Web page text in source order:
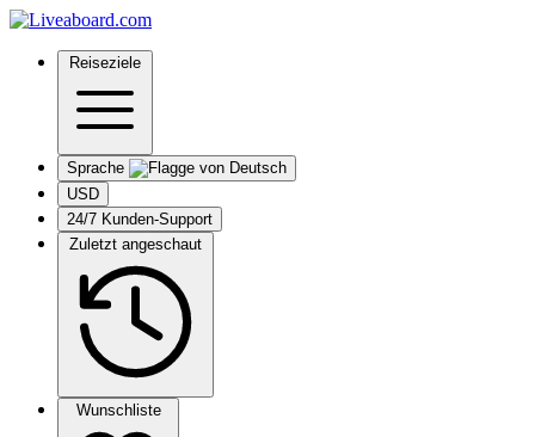
Reiseziele
Sprache
USD
24/7 Kunden-Support
Zuletzt angeschaut
Wunschliste